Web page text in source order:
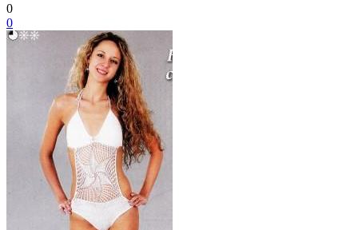
0
0